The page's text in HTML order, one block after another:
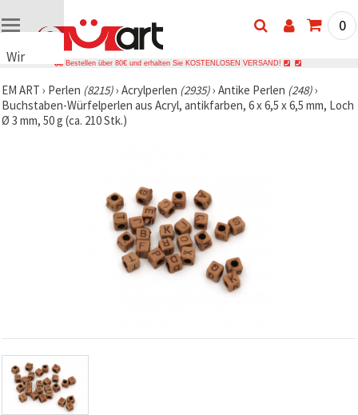
Wir
Cookies
🍪 Wir
verwenden
Datenverkehr
zu
analysieren
sowie
relevantere
0
Bestellen über 80€ und erhalten Sie KOSTENLOSEN VERSAND!
EM ART › Perlen (8215)› Acrylperlen (2935)› Antike Perlen (248)›
Buchstaben-Würfelperlen aus Acryl, antikfarben, 6 x 6,5 x 6,5 mm, Loch
Ø 3 mm, 50 g (ca. 210 Stk.)